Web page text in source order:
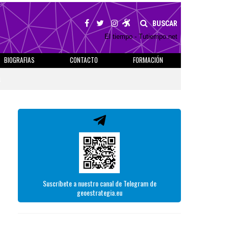
BUSCAR
El tiempo - Tutiempo.net
BIOGRAFIAS CONTACTO
FORMACIÓN
Suscríbete a nuestro canal de Telegram de
geoestrategia.eu